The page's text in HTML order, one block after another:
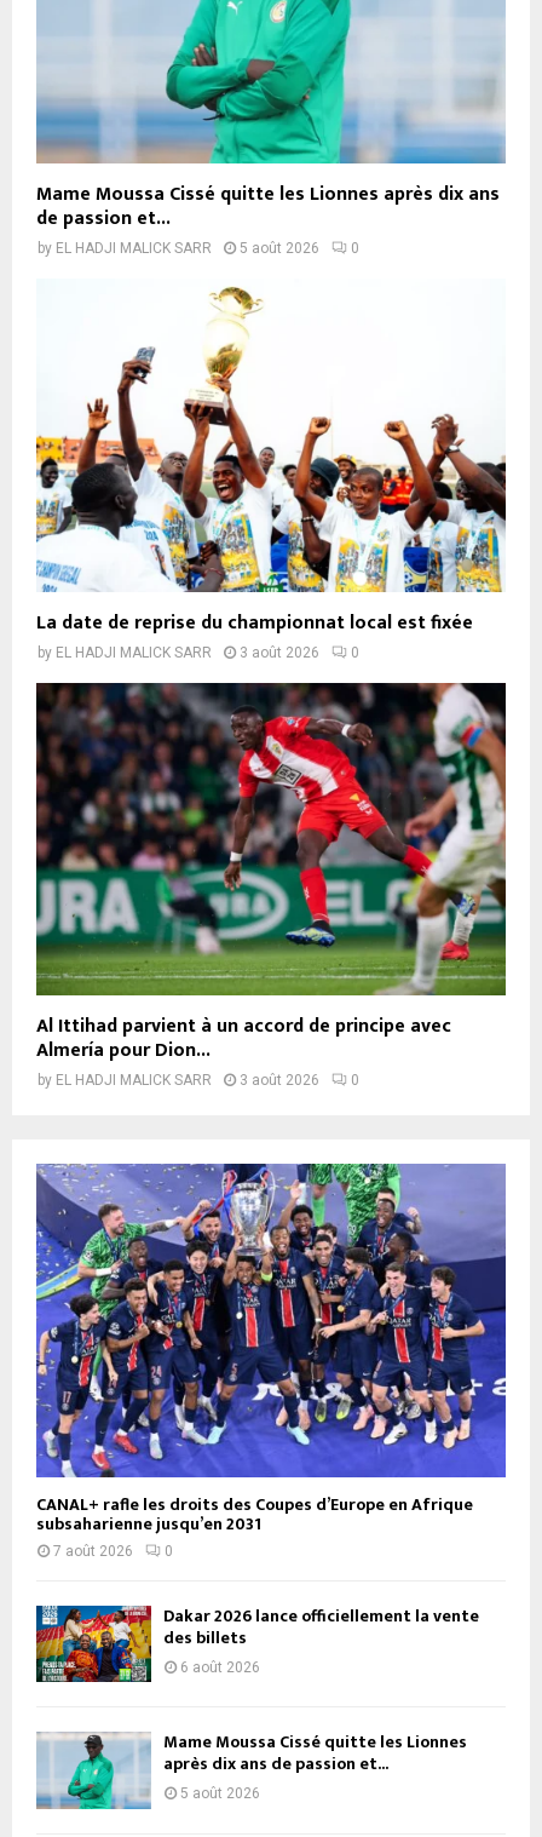
Mame Moussa Cissé quitte les Lionnes après dix ans
de passion et...
by EL HADJI MALICK SARR 5 août 2026 0
La date de reprise du championnat local est fixée
by EL HADJI MALICK SARR 3 août 2026 0
Al Ittihad parvient à un accord de principe avec
Almería pour Dion...
by EL HADJI MALICK SARR 3 août 2026 0
CANAL+ rafle les droits des Coupes d’Europe en Afrique
subsaharienne jusqu’en 2031
7 août 2026 0
Dakar 2026 lance officiellement la vente
des billets
6 août 2026
Mame Moussa Cissé quitte les Lionnes
après dix ans de passion et...
5 août 2026